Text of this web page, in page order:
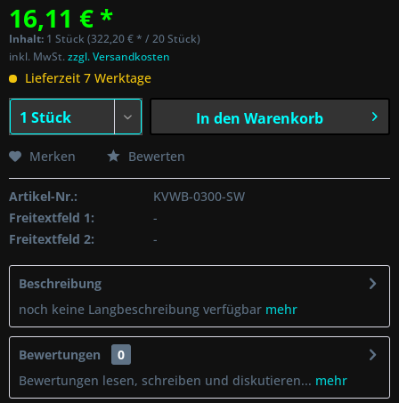
16,11 € *
Inhalt: 1 Stück (322,20 € * / 20 Stück)
inkl. MwSt.zzgl. Versandkosten
Lieferzeit 7 Werktage
In den Warenkorb
Merken Bewerten
Artikel-Nr.:
KVWB-0300-SW
Freitextfeld 1:
-
Freitextfeld 2:
-
Beschreibung
noch keine Langbeschreibung verfügbar mehr
Bewertungen
0
Bewertungen lesen, schreiben und diskutieren... mehr